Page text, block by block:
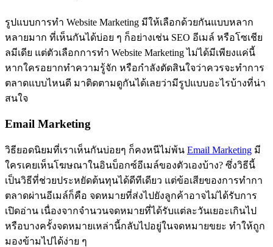
รูปแบบการทำ Website Marketing มีให้เลือกด้วยกันแบบหลาก
หลายมาก ที่เห็นกันได้บ่อย ๆ ก็อย่างเช่น SEO อีเมล์ หรือโซเชีย
ลมีเดีย แต่ตัวเลือกการทำ Website Marketing ไม่ได้มีเพียงแค่นี้
หากใครอยากทำความรู้จัก หรือกำลังตัดสินใจว่าควรจะทำการ
ตลาดแบบไหนดี มาติดตามดูกันได้เลยว่ามีรูปแบบอะไรบ้างที่น่า
สนใจ
Email Marketing
วิธียอดนิยมที่เราเห็นกันบ่อยๆ ก็คงหนีไม่พ้น Email Marketing มี
ใครเคยเห็นโฆษณาในอินบ็อกซ์อีเมล์ของตัวเองบ้าง? ซึ่งวิธีนี้
เป็นวิธีที่ช่วยประหยัดต้นทุนได้ดีทีเดียว แต่ข้อเสียของการทำกา
ตลาดผ่านอีเมล์ก็คือ จดหมายที่ส่งไปยังลูกค้าอาจไม่ได้รับการ
เปิดอ่าน เนื่องจากจำนวนจดหมายที่ได้รับแต่ละวันเยอะเกินไป
หรือบางครั้งจดหมายเหล่านี้กลับไปอยู่ในจดหมายขยะ ทำให้ถูก
มองข้ามไปได้ง่าย ๆ